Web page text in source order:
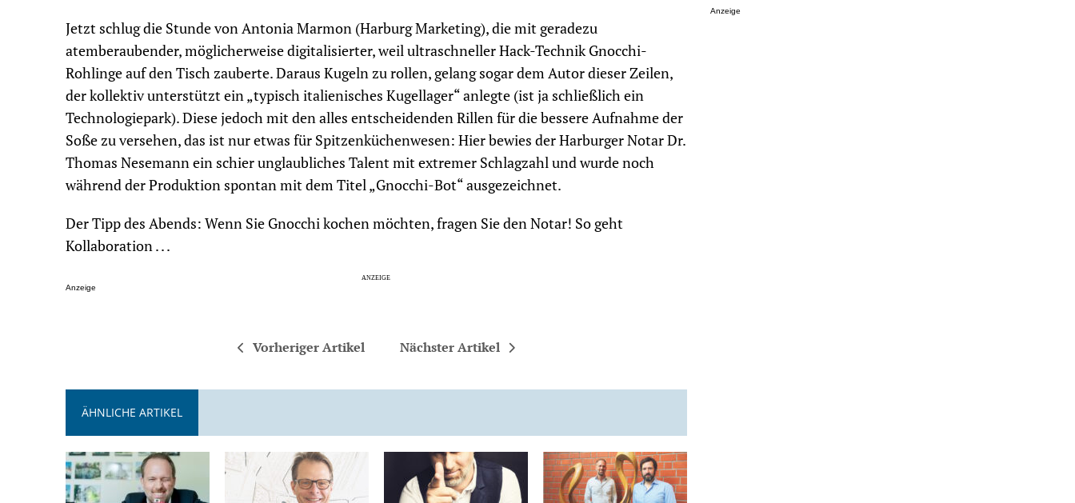
Jetzt schlug die Stunde von Antonia Marmon (Harburg Marketing), die mit geradezu
atemberaubender, möglicherweise digitalisierter, weil ultraschneller Hack-Technik Gnocchi-
Rohlinge auf den Tisch zauberte. Daraus Kugeln zu rollen, gelang sogar dem Autor dieser Zeilen,
der kollektiv unterstützt ein „typisch italienisches Kugellager“ anlegte (ist ja schließlich ein
Technologiepark). Diese jedoch mit den alles entscheidenden Rillen für die bessere Aufnahme der
Soße zu versehen, das ist nur etwas für Spitzenküchenwesen: Hier bewies der Harburger Notar Dr.
Thomas Nesemann ein schier unglaubliches Talent mit extremer Schlagzahl und wurde noch
während der Produktion spontan mit dem Titel „Gnocchi-Bot“ ausgezeichnet.
Der Tipp des Abends: Wenn Sie Gnocchi kochen möchten, fragen Sie den Notar! So geht
Kollaboration . . .
Anzeige
Vorheriger Artikel Nächster Artikel
ÄHNLICHE ARTIKEL
Anzeige